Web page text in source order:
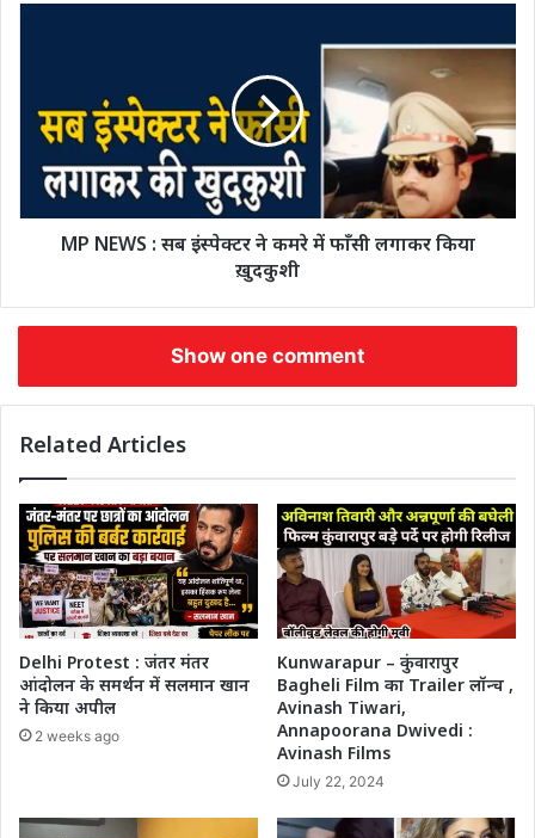
MP NEWS : सब इंस्पेक्टर ने कमरे में फाँसी लगाकर किया
ख़ुदकुशी
Show one comment
Related Articles
Delhi Protest : जंतर मंतर
आंदोलन के समर्थन में सलमान खान
ने किया अपील
2 weeks ago
Kunwarapur – कुंवारापुर
Bagheli Film का Trailer लॉन्च ,
Avinash Tiwari,
Annapoorana Dwivedi :
Avinash Films
July 22, 2024